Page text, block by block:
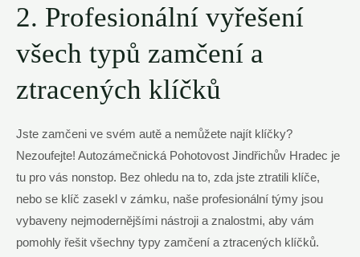
2. Profesionální vyřešení
všech typů zamčení a
ztracených klíčků
Jste zamčeni ve svém autě a nemůžete najít klíčky?
Nezoufejte! Autozámečnická Pohotovost Jindřichův Hradec je
tu pro vás nonstop. Bez ohledu na to, zda jste ztratili klíče,
nebo se klíč zasekl v zámku, naše profesionální týmy jsou
vybaveny nejmodernějšími nástroji a znalostmi, aby vám
pomohly řešit všechny typy zamčení a ztracených klíčků.